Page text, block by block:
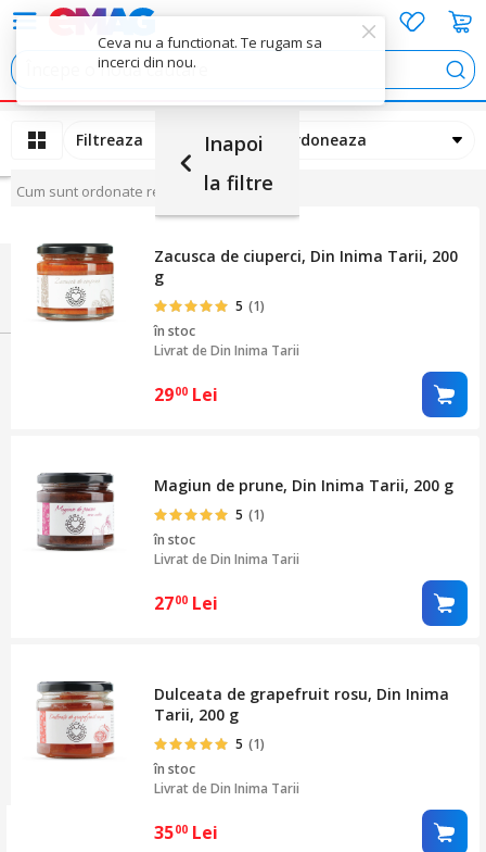
Ceva nu a functionat. Te rugam sa
incerci din nou.
Inapoi
la filtre
Filtreaza Ordoneaza
Cum sunt ordonate rezultatele
Zacusca de ciuperci, Din Inima Tarii, 200
g
5 (1)
în stoc
Livrat deDin Inima Tarii
2900 Lei
Magiun de prune, Din Inima Tarii, 200 g
5 (1)
în stoc
Livrat deDin Inima Tarii
2700 Lei
Dulceata de grapefruit rosu, Din Inima
Tarii, 200 g
5 (1)
în stoc
Livrat deDin Inima Tarii
3500 Lei